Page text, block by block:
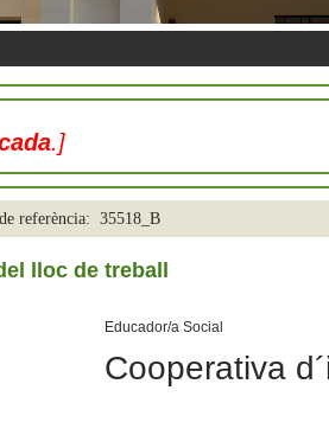
.]
referència: 35518_B
lloc de treball
Educador/a Social
Cooperativa